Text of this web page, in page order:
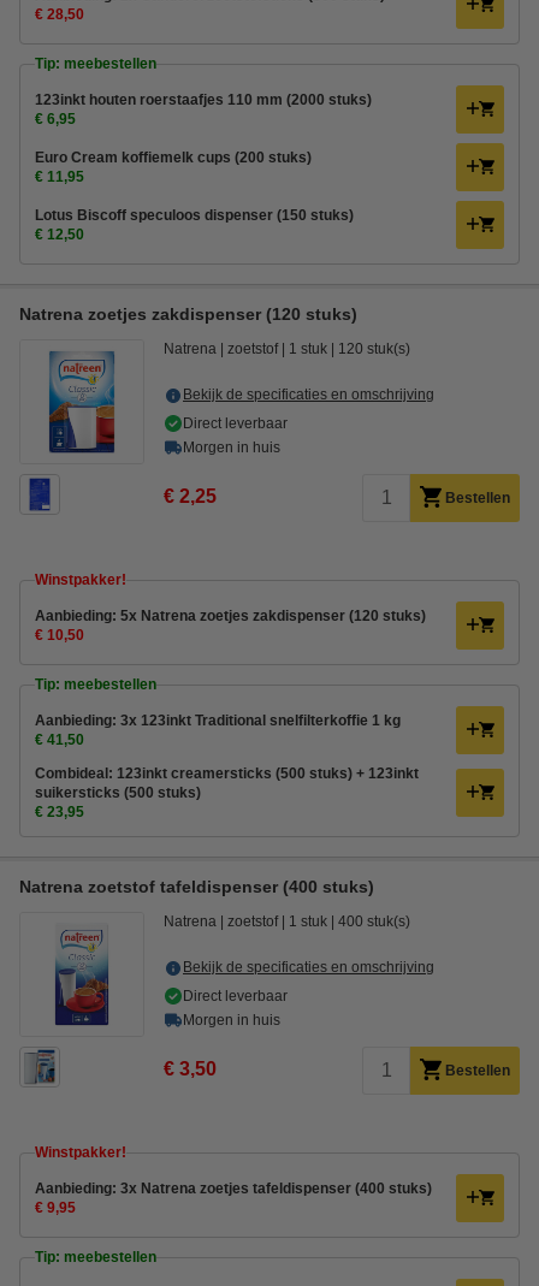
€ 28,50
Tip: meebestellen
123inkt houten roerstaafjes 110 mm (2000 stuks)
€ 6,95
Euro Cream koffiemelk cups (200 stuks)
€ 11,95
Lotus Biscoff speculoos dispenser (150 stuks)
€ 12,50
Natrena zoetjes zakdispenser (120 stuks)
Natrena zoetstof 1 stuk 120 stuk(s)
Bekijk de specificaties en omschrijving
Direct leverbaar
Morgen in huis
€ 2,25 Bestellen
Winstpakker!
Aanbieding: 5x Natrena zoetjes zakdispenser (120 stuks)
€ 10,50
Tip: meebestellen
Aanbieding: 3x 123inkt Traditional snelfilterkoffie 1 kg
€ 41,50
Combideal: 123inkt creamersticks (500 stuks) + 123inkt
suikersticks (500 stuks)
€ 23,95
Natrena zoetstof tafeldispenser (400 stuks)
Natrena zoetstof 1 stuk 400 stuk(s)
Bekijk de specificaties en omschrijving
Direct leverbaar
Morgen in huis
€ 3,50 Bestellen
Winstpakker!
Aanbieding: 3x Natrena zoetjes tafeldispenser (400 stuks)
€ 9,95
Tip: meebestellen